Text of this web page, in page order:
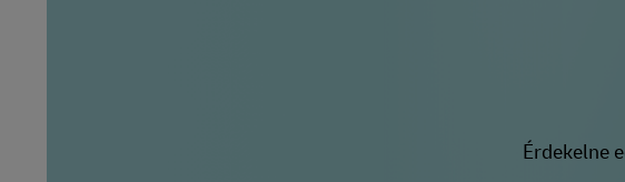
Érdekelne